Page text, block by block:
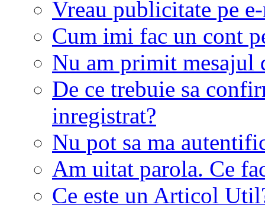
Vreau publicitate pe
Cum imi fac un cont
Nu am primit mesajul
De ce trebuie sa
inregistrat?
Nu pot sa ma
Am uitat parola. Ce
Ce este un Articol